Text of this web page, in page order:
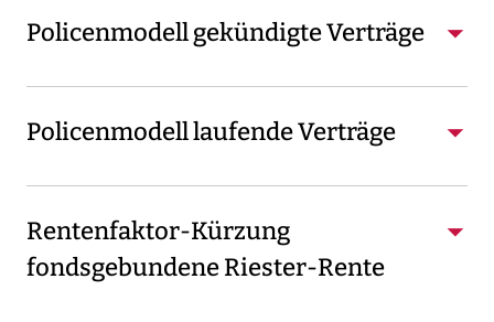
Policenmodell gekündigte Verträge
Policenmodell laufende Verträge
Rentenfaktor-Kürzung
fondsgebundene Riester-Rente